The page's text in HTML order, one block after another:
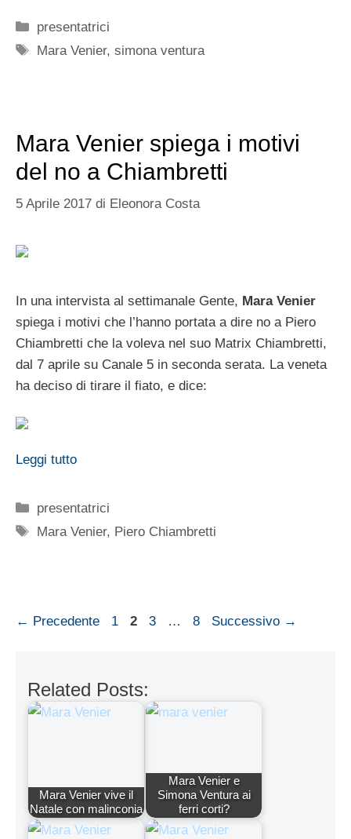
Categorie
presentatrici
Tag
Mara Venier,simona ventura
Mara Venier spiega i motivi
del no a Chiambretti
5 Aprile 2017 di Eleonora Costa
In una intervista al settimanale Gente, Mara Venier
spiega i motivi che l’hanno portata a dire no a Piero
Chiambretti che la voleva nel suo Matrix Chiambretti,
dal 7 aprile su Canale 5 in seconda serata. La veneta
ha deciso di tirare il fiato, e dice:
Leggi tutto
Categorie
presentatrici
Tag
Mara Venier, Piero Chiambretti
← Precedente Pagina
1 Pagina
2 Pagina
3 … Pagina
8 Successivo →
Related Posts:
Mara Venier vive il
Natale con malinconia
Mara Venier e
Simona Ventura ai
ferri corti?